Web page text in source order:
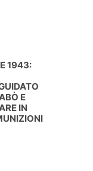
1943:
E
IN